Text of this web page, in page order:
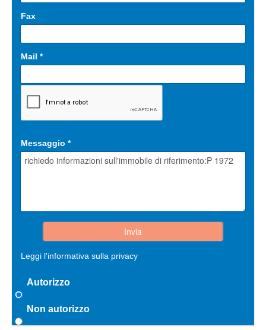
Fax
Mail *
Messaggio *
Leggi l'informativa sulla privacy
Autorizzo
Non autorizzo